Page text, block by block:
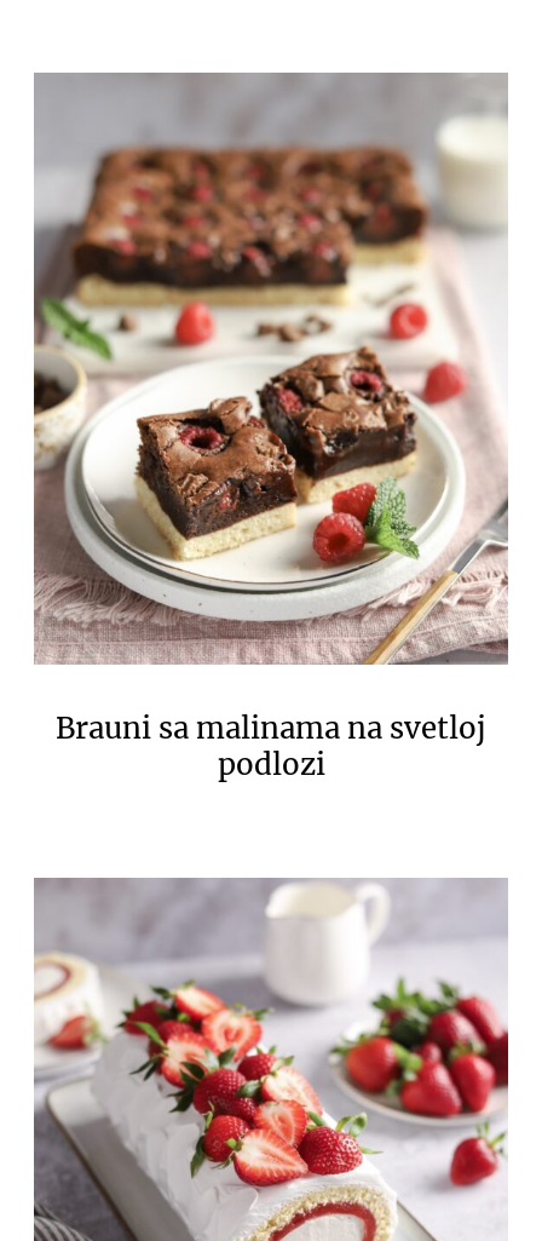
Brauni sa malinama na svetloj
podlozi